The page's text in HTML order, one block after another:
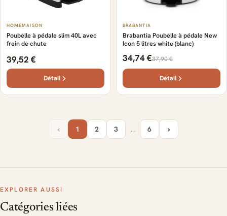
HOMEMAISON
Poubelle à pédale slim 40L avec
frein de chute
39,52 €
Détail
BRABANTIA
Brabantia Poubelle à pédale New
Icon 5 litres white (blanc)
34,74 €37,90 €
Détail
‹ 1 2 3 … 6 ›
EXPLORER AUSSI
Catégories liées